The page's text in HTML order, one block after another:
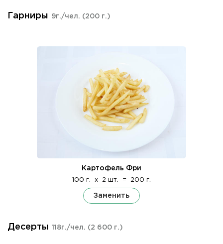
Гарниры 9г./чел. (200 г.)
Картофель Фри
100 г. x 2 шт. = 200 г.
Заменить
Десерты 118г./чел. (2 600 г.)